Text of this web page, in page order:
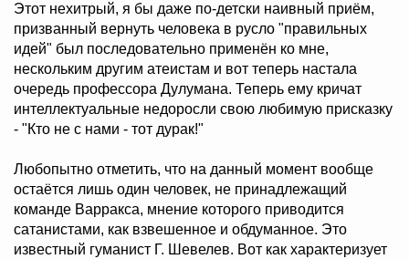
Этот нехитрый, я бы даже по-детски наивный приём,
призванный вернуть человека в русло "правильных
идей" был последовательно применён ко мне,
нескольким другим атеистам и вот теперь настала
очередь профессора Дулумана. Теперь ему кричат
интеллектуальные недоросли свою любимую присказку
- "Кто не с нами - тот дурак!"
Любопытно отметить, что на данный момент вообще
остаётся лишь один человек, не принадлежащий
команде Варракса, мнение которого приводится
сатанистами, как взвешенное и обдуманное. Это
известный гуманист Г. Шевелев. Вот как характеризует